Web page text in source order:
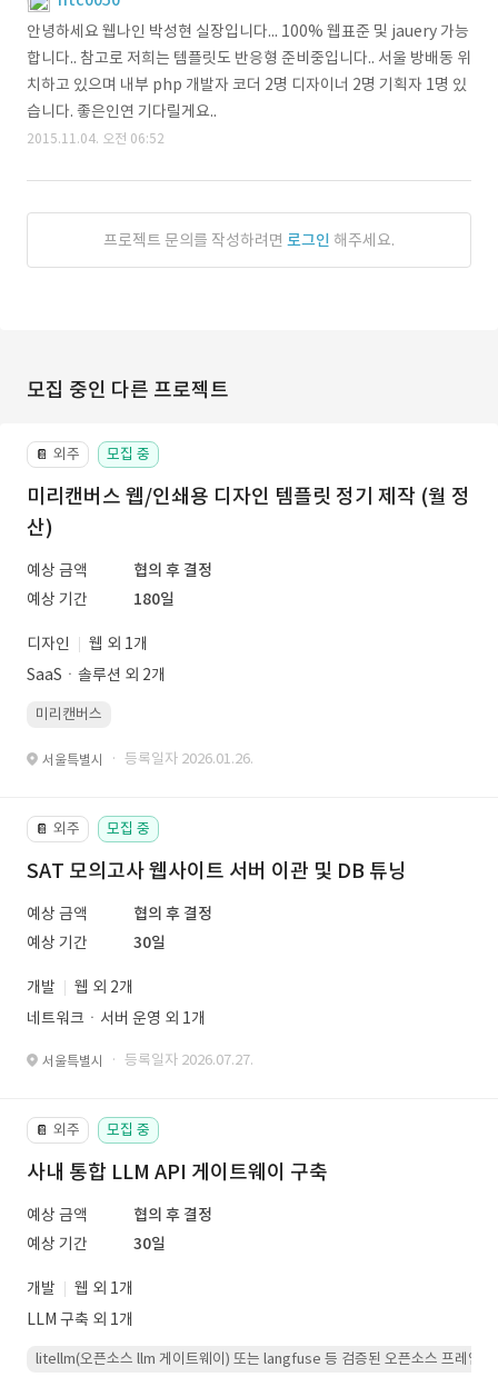
안녕하세요 웹나인 박성현 실장입니다... 100% 웹표준 및 jauery 가능
합니다.. 참고로 저희는 템플릿도 반응형 준비중입니다.. 서울 방배동 위
치하고 있으며 내부 php 개발자 코더 2명 디자이너 2명 기획자 1명 있
습니다. 좋은인연 기다릴게요..
2015.11.04. 오전 06:52
프로젝트 문의를 작성하려면 로그인 해주세요.
모집 중인 다른 프로젝트
📔 외주 모집 중
미리캔버스 웹/인쇄용 디자인 템플릿 정기 제작 (월 정
산)
예상 금액
협의 후 결정
예상 기간
180일
디자인
웹 외 1개
SaaSㆍ솔루션 외 2개
미리캔버스
서울특별시 · 등록일자 2026.01.26.
📔 외주 모집 중
SAT 모의고사 웹사이트 서버 이관 및 DB 튜닝
예상 금액
협의 후 결정
예상 기간
30일
개발
웹 외 2개
네트워크ㆍ서버 운영 외 1개
서울특별시 · 등록일자 2026.07.27.
📔 외주 모집 중
사내 통합 LLM API 게이트웨이 구축
예상 금액
협의 후 결정
예상 기간
30일
개발
웹 외 1개
LLM 구축 외 1개
litellm(오픈소스 llm 게이트웨이) 또는 langfuse 등 검증된 오픈소스 프레임워